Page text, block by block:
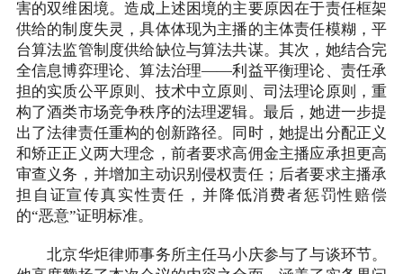
害的双维困境。造成上述困境的主要原因在于责任框架
供给的制度失灵，具体体现为主播的主体责任模糊，平
台算法监管制度供给缺位与算法共谋。其次，她结合完
全信息博弈理论、算法治理——利益平衡理论、责任承
担的实质公平原则、技术中立原则、司法理论原则，重
构了酒类市场竞争秩序的法理逻辑。最后，她进一步提
出了法律责任重构的创新路径。同时，她提出分配正义
和矫正正义两大理念，前者要求高佣金主播应承担更高
审查义务，并增加主动识别侵权责任；后者要求主播承
担自证宣传真实性责任，并降低消费者惩罚性赔偿
的“恶意”证明标准。
北京华炬律师事务所主任马小庆参与了与谈环节。